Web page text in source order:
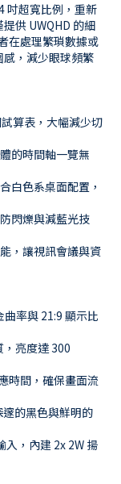
吋超寬比例，重新
供 UWQHD 的細
在處理繁瑣數據或
，減少眼球頻繁
算表，大幅減少切
的時間軸一覽無
白色系桌面配置，
閃爍與減藍光技
，讓視訊會議與資
率與 21:9 顯示比
亮度達 300
時間，確保畫面流
的黑色與鮮明的
，內建 2x 2W 揚